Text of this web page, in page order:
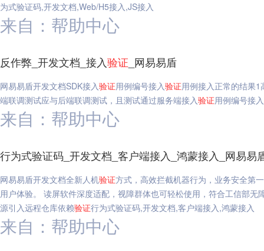
为式验证码,开发文档,Web/H5接入,JS接入
来自：帮助中心
反作弊_开发文档_接入验证 _网易易盾
网易易盾开发文档SDK接入验证用例编号接入验证用例接入正常的结果
端联调测试应与后端联调测试，且测试通过服务端接入验证用例编号接入
来自：帮助中心
行为式验证码_开发文档_客户端接入_鸿蒙接入_网易易
网易易盾开发文档全新人机验证方式，高效拦截机器行为，业务安全第
用户体验。 读屏软件深度适配，视障群体也可轻松使用，符合工信部
源引入远程仓库依赖验证行为式验证码,开发文档,客户端接入,鸿蒙接入
来自：帮助中心